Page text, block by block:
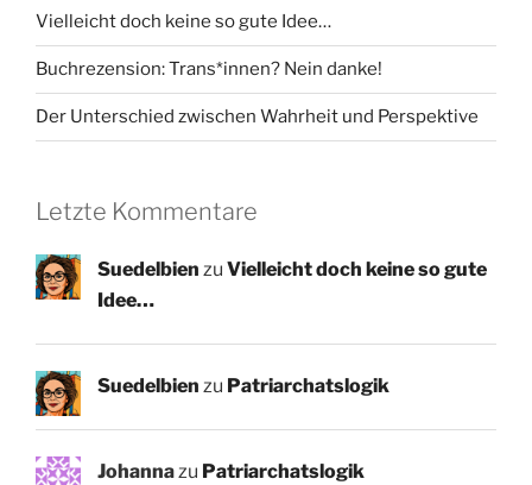
Vielleicht doch keine so gute Idee…
Buchrezension: Trans*innen? Nein danke!
Der Unterschied zwischen Wahrheit und Perspektive
Letzte Kommentare
Suedelbien zu Vielleicht doch keine so gute
Idee…
Suedelbien zu Patriarchatslogik
Johannazu Patriarchatslogik